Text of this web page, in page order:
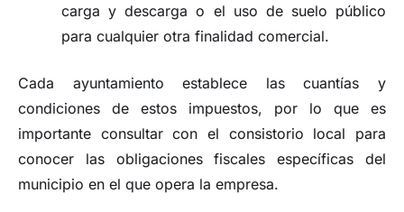
carga y descarga o el uso de suelo público
para cualquier otra finalidad comercial.
Cada ayuntamiento establece las cuantías y
condiciones de estos impuestos, por lo que es
importante consultar con el consistorio local para
conocer las obligaciones fiscales específicas del
municipio en el que opera la empresa.